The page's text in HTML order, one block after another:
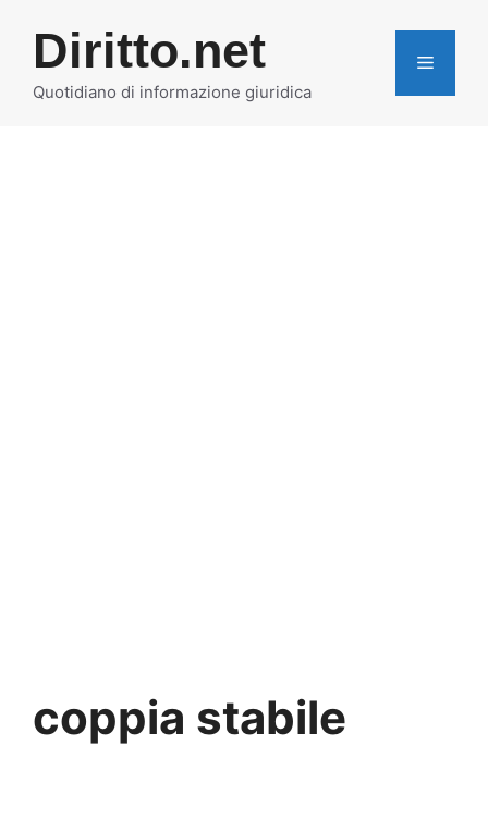
contenuto
Diritto.net
Quotidiano di informazione giuridica
MENU
coppia stabile